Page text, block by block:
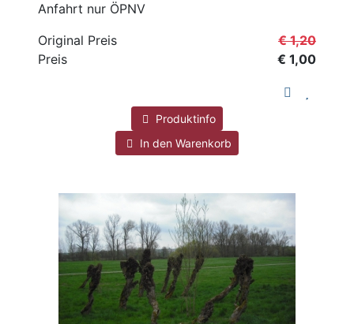
Anfahrt nur ÖPNV
Original Preis
€ 1,20
Preis
€ 1,00
Produktinfo
In den Warenkorb